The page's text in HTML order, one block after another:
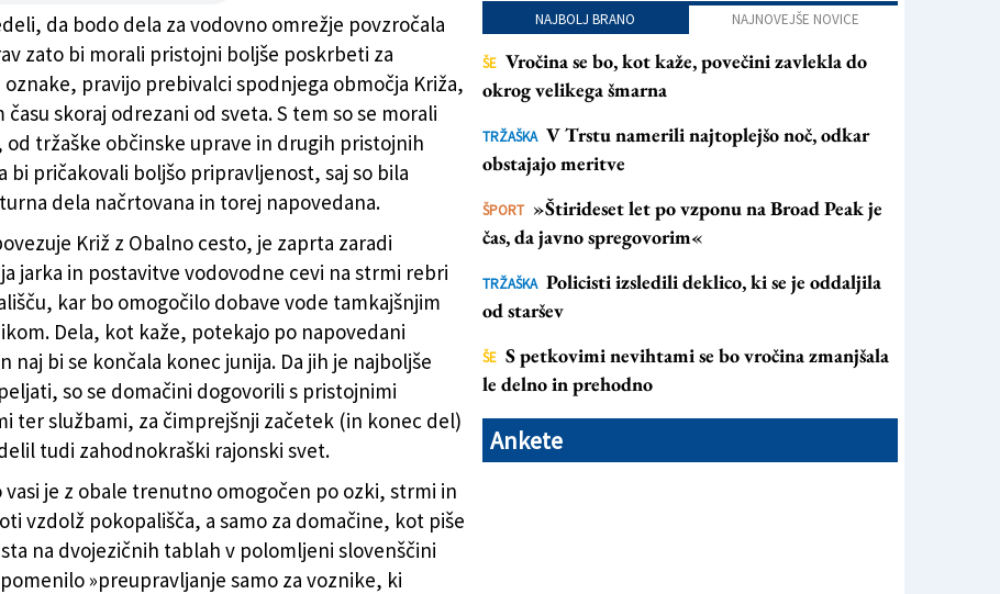
v Križ (FOTODAMJ@N) Zapora in preusmeritev prometa ...v spakedrani slovenščini
da bodo dela za vodovno omrežje povzročala
zato bi morali pristojni boljše poskrbeti za
pravijo prebivalci spodnjega območja Križa,
času skoraj odrezani od sveta. S tem so se morali
od tržaške občinske uprave in drugih pristojnih
bi pričakovali boljšo pripravljenost, saj so bila
dela načrtovana in torej napovedana.
Križ z Obalno cesto, je zaprta zaradi
jarka in postavitve vodovodne cevi na strmi rebri
kar bo omogočilo dobave vode tamkajšnjim
Dela, kot kaže, potekajo po napovedani
naj bi se končala konec junija. Da jih je najboljše
so se domačini dogovorili s pristojnimi
ter službami, za čimprejšnji začetek (in konec del)
tudi zahodnokraški rajonski svet.
vasi je z obale trenutno omogočen po ozki, strmi in
vzdolž pokopališča, a samo za domačine, kot piše
na dvojezičnih tablah v polomljeni slovenščini
»preupravljanje samo za voznike, ki
NAJBOLJ BRANO NAJNOVEJŠE NOVICE
ŠE Vročina se bo, kot kaže, povečini zavlekla do
okrog velikega šmarna
TRŽAŠKA V Trstu namerili najtoplejšo noč, odkar
obstajajo meritve
ŠPORT »Štirideset let po vzponu na Broad Peak je
čas, da javno spregovorim«
TRŽAŠKA Policisti izsledili deklico, ki se je oddaljila
od staršev
ŠE S petkovimi nevihtami se bo vročina zmanjšala
le delno in prehodno
Ankete